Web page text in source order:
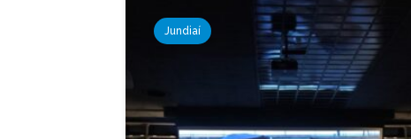
Jundiaí